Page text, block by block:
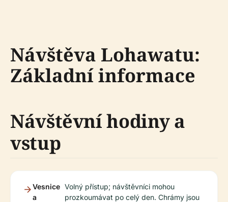
Návštěva Lohawatu:
Základní informace
Návštěvní hodiny a
vstup
Vesnice
a
Volný přístup; návštěvníci mohou
prozkoumávat po celý den. Chrámy jsou